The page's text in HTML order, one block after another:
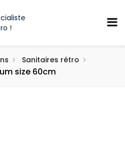
!
Sanitaires rétro
size 60cm